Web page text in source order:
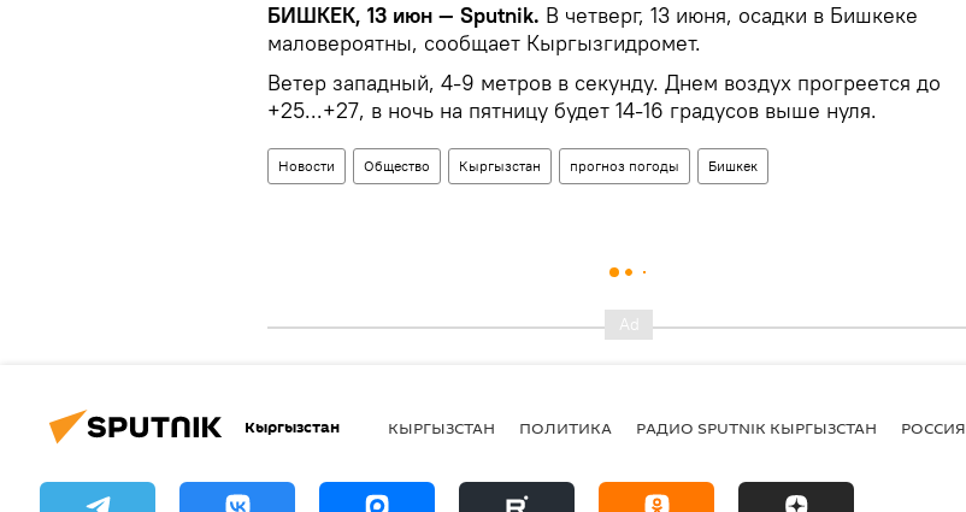
БИШКЕК, 13 июн — Sputnik. В четверг, 13 июня, осадки в Бишкеке
маловероятны, сообщает Кыргызгидромет.
Ветер западный, 4-9 метров в секунду. Днем воздух прогреется до
+25...+27, в ночь на пятницу будет 14-16 градусов выше нуля.
Новости Общество Кыргызстан прогноз погоды Бишкек
Кыргызстан КЫРГЫЗСТАН ПОЛИТИКА РАДИО SPUTNIK КЫРГЫЗСТАН РОССИЯ